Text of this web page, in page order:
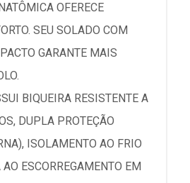
OFERECE
SEU SOLADO COM
GARANTE MAIS
BIQUEIRA RESISTENTE A
DUPLA PROTEÇÃO
ISOLAMENTO AO FRIO
ESCORREGAMENTO EM